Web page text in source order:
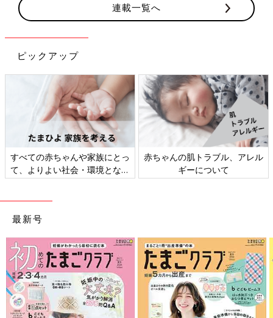
連載一覧へ
ピックアップ
すべての赤ちゃんや家族にとっ
て、よりよい社会・環境となる
ことをめざしてさまざまな課題
赤ちゃんの肌トラブル、アレル
ギーについて
最新号